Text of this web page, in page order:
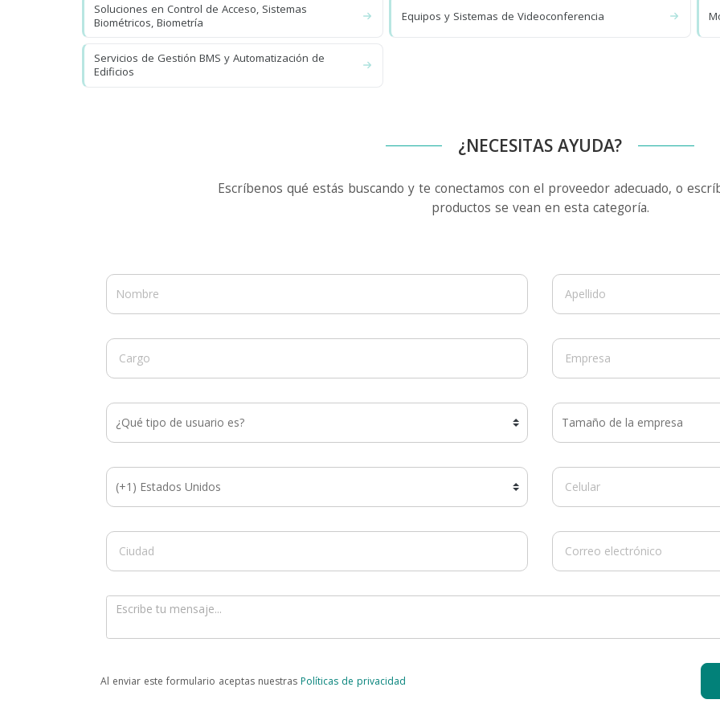
Soluciones en Control de Acceso, Sistemas
Biométricos, Biometría
Equipos y Sistemas de Videoconferencia
Servicios de Gestión BMS y Automatización de
Edificios
¿NECESITAS AYUDA?
Escríbenos qué estás buscando y te conectamos con el proveedor adecuado, o
productos se vean en esta categoría.
Al enviar este formulario aceptas nuestras Políticas de privacidad